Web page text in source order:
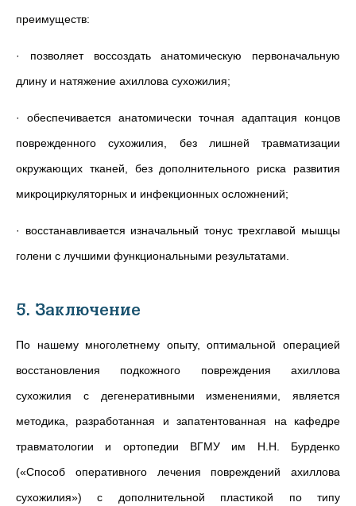
преимуществ:
· позволяет воссоздать анатомическую первоначальную
длину и натяжение ахиллова сухожилия;
· обеспечивается анатомически точная адаптация концов
поврежденного сухожилия, без лишней травматизации
окружающих тканей, без дополнительного риска развития
микроциркуляторных и инфекционных осложнений;
· восстанавливается изначальный тонус трехглавой мышцы
голени с лучшими функциональными результатами.
5. Заключение
По нашему многолетнему опыту, оптимальной операцией
восстановления подкожного повреждения ахиллова
сухожилия с дегенеративными изменениями, является
методика, разработанная и запатентованная на кафедре
травматологии и ортопедии ВГМУ им Н.Н. Бурденко
(«Способ оперативного лечения повреждений ахиллова
сухожилия») с дополнительной пластикой по типу